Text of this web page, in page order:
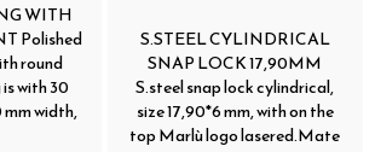
WITH
Polished
round
with 30
width,
S.STEEL CYLINDRICAL
SNAP LOCK 17,90MM
S.steel snap lock cylindrical,
size 17,90*6 mm, with on the
top Marlù logo lasered.Mate